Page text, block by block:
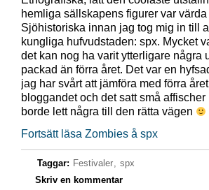
hemliga sällskapens figurer var
Sjöhistoriska innan jag tog mig in till
kungliga hufvudstaden: spx. Mycket
det kan nog ha varit ytterligare några
packad än förra året. Det var en
jag har svårt att jämföra med förra
bloggandet och det satt små
borde lett några till den rätta vägen
Fortsätt läsa Zombies å spx
Taggar: Festivaler, spx
Skriv en kommentar